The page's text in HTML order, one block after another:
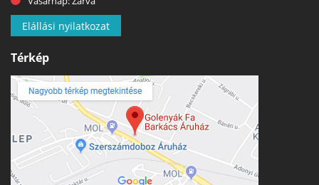
Elállási nyilatkozat
Térkép